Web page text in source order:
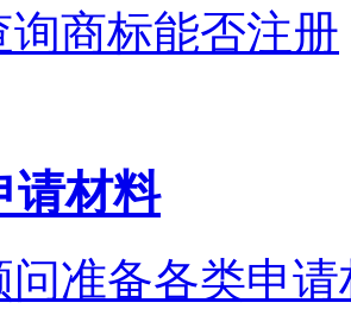
询商标能否注册
请材料
问准备各类申请